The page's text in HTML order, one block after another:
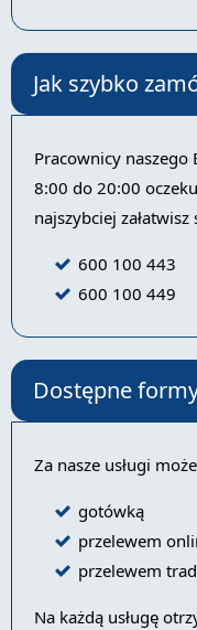
Jak szybko
Pracownicy naszego
8:00 do 20:00
najszybciej
600 100 443
600 100 449
Dostępne
Za nasze usługi
gotówką
przelewem
przelewem
Na każdą usługę